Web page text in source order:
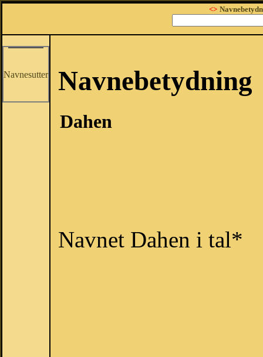
<>
Navnesutter Navnebetydning
Dahen
Navnet Dahen i tal*